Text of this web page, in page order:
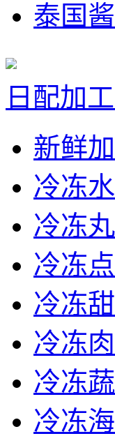
泰国
日配加
新鲜
冷冻
冷冻
冷冻
冷冻
冷冻
冷冻
冷冻